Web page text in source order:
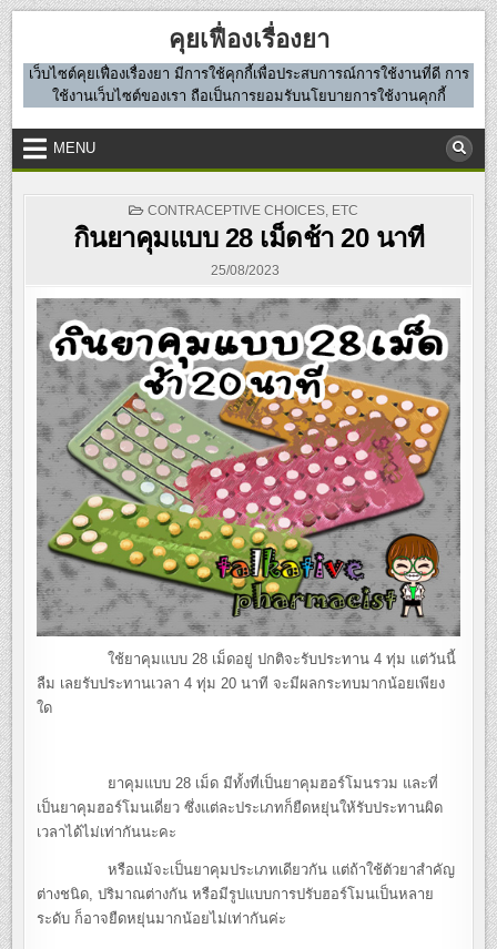
Skip
to
content
คุยเฟื่องเรื่องยา
เว็บไซต์คุยเฟื่องเรื่องยา มีการใช้คุกกี้เพื่อประสบการณ์การใช้งานที่ดี การ
ใช้งานเว็บไซต์ของเรา ถือเป็นการยอมรับนโยบายการใช้งานคุกกี้
MENU
POSTED
CONTRACEPTIVE CHOICES, ETC
กินยาคุมแบบ 28 เม็ดช้า 20 นาที
25/08/2023
ใช้ยาคุมแบบ 28 เม็ดอยู่ ปกติจะรับประทาน 4 ทุ่ม แต่วันนี้
ลืม เลยรับประทานเวลา 4 ทุ่ม 20 นาที จะมีผลกระทบมากน้อยเพียง
ใด
ยาคุมแบบ 28 เม็ด มีทั้งที่เป็นยาคุมฮอร์โมนรวม และที่
เป็นยาคุมฮอร์โมนเดี่ยว ซึ่งแต่ละประเภทก็ยืดหยุ่นให้รับประทานผิด
เวลาได้ไม่เท่ากันนะคะ
หรือแม้จะเป็นยาคุมประเภทเดียวกัน แต่ถ้าใช้ตัวยาสำคัญ
ต่างชนิด, ปริมาณต่างกัน หรือมีรูปแบบการปรับฮอร์โมนเป็นหลาย
ระดับ ก็อาจยืดหยุ่นมากน้อยไม่เท่ากันค่ะ